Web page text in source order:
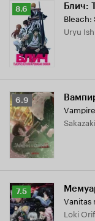
Рейтинг
Кинопоиска
8.6
8.6 Блич:
Bleach:
Uryu
Рейтинг
Кинопоиска
6.9
6.9
Рейтинг
Кинопоиска
7.5
7.5
Vanitas
Loki